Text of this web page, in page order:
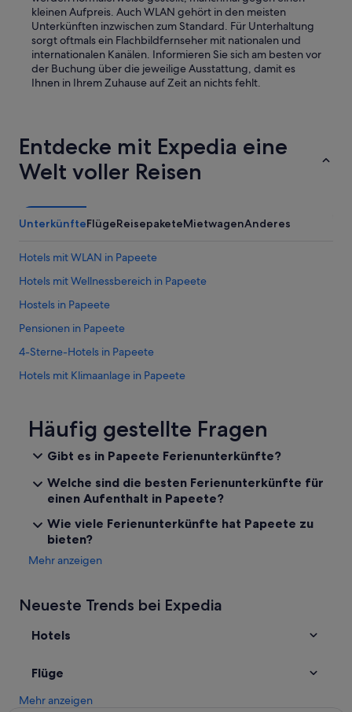
kleinen Aufpreis. Auch WLAN gehört in den meisten
Unterkünften inzwischen zum Standard. Für Unterhaltung
sorgt oftmals ein Flachbildfernseher mit nationalen und
internationalen Kanälen. Informieren Sie sich am besten vor
der Buchung über die jeweilige Ausstattung, damit es
Ihnen in Ihrem Zuhause auf Zeit an nichts fehlt.
Entdecke mit Expedia eine
Welt voller Reisen
UnterkünfteFlügeReisepaketeMietwagenAnderes
Hotels mit WLAN in Papeete
Hotels mit Wellnessbereich in Papeete
Hostels in Papeete
Pensionen in Papeete
4-Sterne-Hotels in Papeete
Hotels mit Klimaanlage in Papeete
Hotels mit Yoga in Papeete
Taunoa Hotels
Luxus in Papeete
5-Sterne-Hotels in Papeete
3-Sterne-Hotels in Papeete
Business in Papeete
Hotels mit Sauna in Papeete
Hotels mit Aussicht in Papeete
Hotels nahe Parc Bougainville
Häufig gestellte Fragen
Gibt es in Papeete Ferienunterkünfte?
Welche sind die besten Ferienunterkünfte für
einen Aufenthalt in Papeete?
Wie viele Ferienunterkünfte hat Papeete zu
bieten?
Mehr anzeigen
Neueste Trends bei Expedia
Hotels
Flüge
Mehr anzeigen